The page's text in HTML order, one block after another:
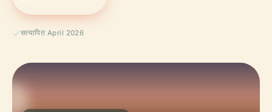
सत्यापित April 2026